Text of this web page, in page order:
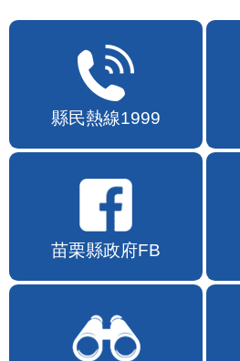
縣民熱線1999
苗栗縣政府FB